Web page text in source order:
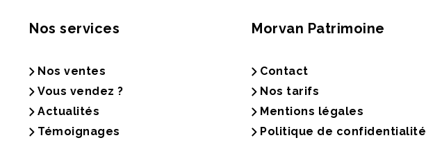
Nos services
Nos ventes
Vous vendez ?
Actualités
Témoignages
Morvan Patrimoine
Contact
Nos tarifs
Mentions légales
Politique de confidentialité